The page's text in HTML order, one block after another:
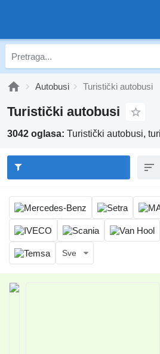
Autobusi Turistički autobusi
Turistički autobusi
3042 oglasa: Turistički autobusi,
Sve